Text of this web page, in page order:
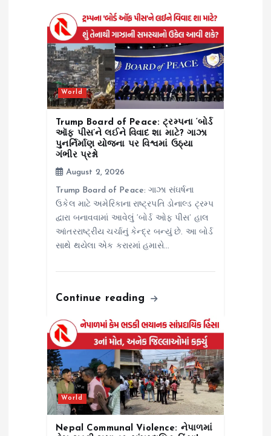
World
Trump Board of Peace: ટ્રમ્પના ‘બોર્ડ
ઑફ પીસ’ને લઈને વિવાદ શા માટે? ગાઝા
પુનર્નિર્માણ યોજના પર વિશ્વમાં ઉઠ્યા
ગંભીર પ્રશ્નો
August 2, 2026
Trump Board of Peace: ગાઝા સંઘર્ષના
ઉકેલ માટે અમેરિકાના રાષ્ટ્રપતિ ડોનાલ્ડ ટ્રમ્પ
દ્વારા બનાવવામાં આવેલું ‘બોર્ડ ઓફ પીસ’ હાલ
આંતરરાષ્ટ્રીય ચર્ચાનું કેન્દ્ર બન્યું છે. આ બોર્ડ
સાથે થયેલા એક કરારમાં હમાસે…
Continue reading
World
Nepal Communal Violence: નેપાળમાં